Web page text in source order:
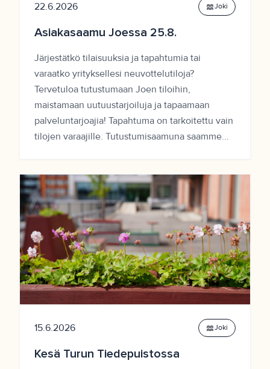
22.6.2026 wavesJoki
Asiakasaamu Joessa 25.8.
Järjestätkö tilaisuuksia ja tapahtumia tai
varaatko yrityksellesi neuvottelutiloja?
Tervetuloa tutustumaan Joen tiloihin,
maistamaan uutuustarjoiluja ja tapaamaan
palveluntarjoajia! Tapahtuma on tarkoitettu vain
tilojen varaajille. Tutustumisaamuna saamme...
15.6.2026 wavesJoki
Kesä Turun Tiedepuistossa